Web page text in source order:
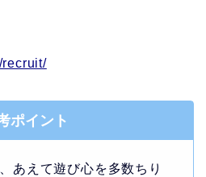
recruit/
ポイント
あえて遊び心を多数ちり